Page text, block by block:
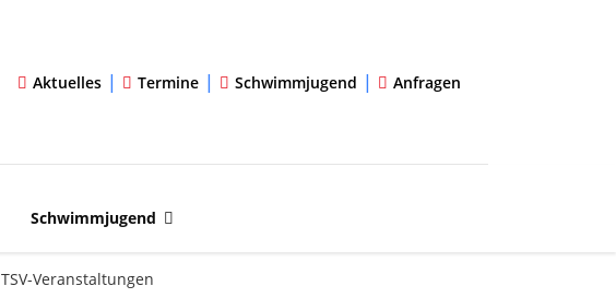
Aktuelles | Termine | Schwimmjugend | Anfragen
Schwimmjugend
TSV-Veranstaltungen